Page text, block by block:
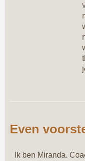
Even
Ik ben Miranda.